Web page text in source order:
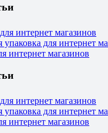
интернет магазинов
упаковка для интернет
интернет магазинов
интернет магазинов
упаковка для интернет
интернет магазинов